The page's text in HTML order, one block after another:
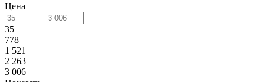
Цена
35
778
1 521
2 263
3 006